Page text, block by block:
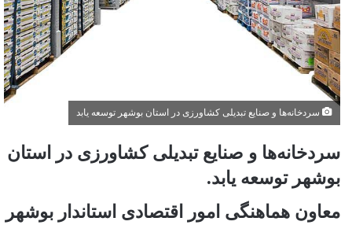
سردخانه‌ها و صنایع تبدیلی کشاورزی در استان بوشهر توسعه یابد
سردخانه‌ها و صنایع تبدیلی کشاورزی در استان
بوشهر توسعه یابد.
معاون هماهنگی امور اقتصادی استاندار بوشهر